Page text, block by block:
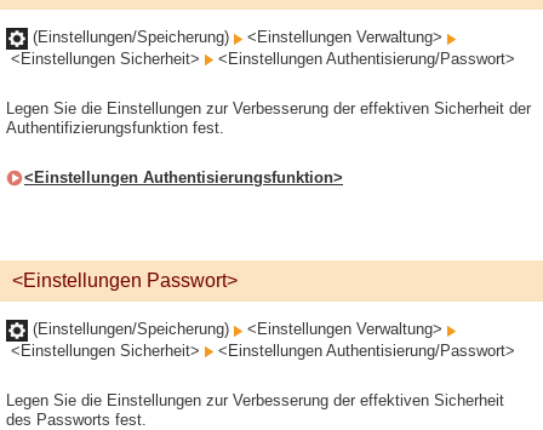
(Einstellungen/Speicherung)
<Einstellungen Verwaltung>
<Einstellungen Sicherheit>
<Einstellungen Authentisierung/Passwort>
Legen Sie die Einstellungen zur Verbesserung der effektiven Sicherheit der
Authentifizierungsfunktion fest.
<Einstellungen Authentisierungsfunktion>
<Einstellungen Passwort>
(Einstellungen/Speicherung)
<Einstellungen Verwaltung>
<Einstellungen Sicherheit>
<Einstellungen Authentisierung/Passwort>
Legen Sie die Einstellungen zur Verbesserung der effektiven Sicherheit
des Passworts fest.